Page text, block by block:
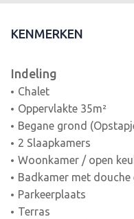
KENMERKEN
Indeling
Chalet
Oppervlakte 35m²
Begane grond
2 Slaapkamers
Woonkamer / open
Badkamer met
Parkeerplaats
Terras